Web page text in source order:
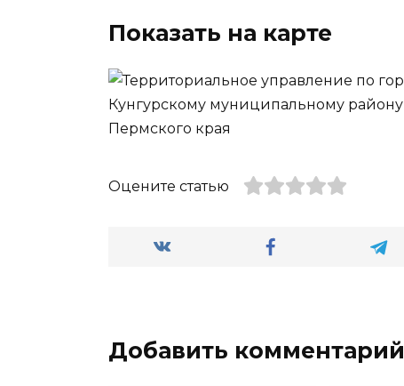
Показать на карте
Оцените статью
Добавить комментарий